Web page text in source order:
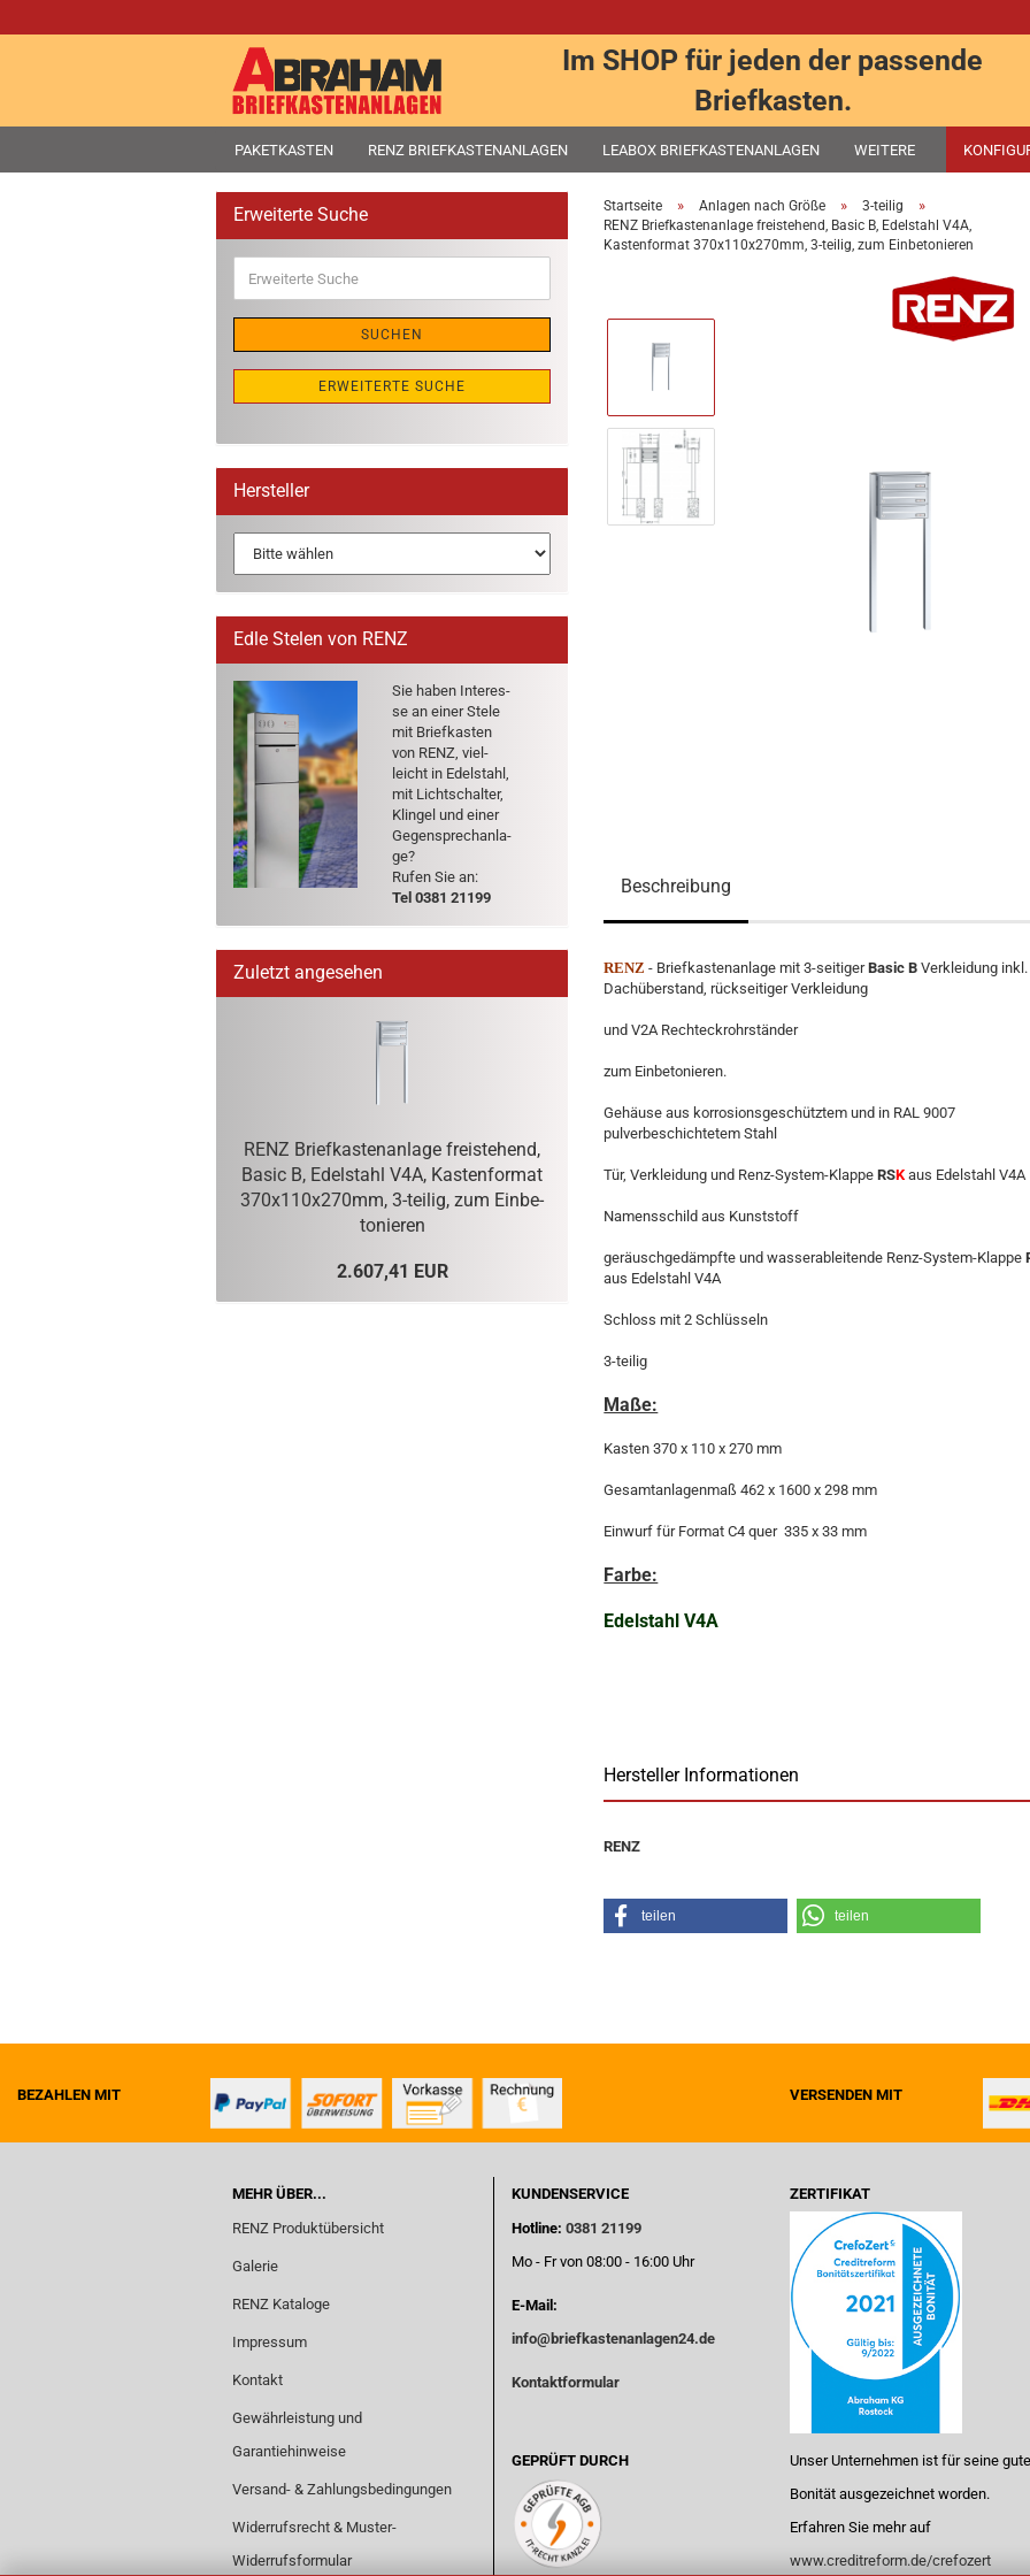
Im SHOP für jeden der passende
Briefkasten.
PAKETKASTEN RENZ BRIEFKASTENANLAGEN LEABOX BRIEFKASTENANLAGEN WEITERE
Startseite » Anlagen nach Größe » 3-teilig »
RENZ Briefkastenanlage freistehend, Basic B, Edelstahl V4A,
Kastenformat 370x110x270mm, 3-teilig, zum Einbetonieren
Beschreibung
RENZ - Briefkastenanlage mit 3-seitigerBasic B Verkleidung inkl.
Dachüberstand, rückseitiger Verkleidung
und V2A Rechteckrohrständer
zum Einbetonieren.
Gehäuse aus korrosionsgeschütztem und in RAL 9007
pulverbeschichtetem Stahl
Tür, Verkleidung und Renz-System-KlappeRSK aus Edelstahl V4A
Namensschild aus Kunststoff
geräuschgedämpfte und wasserableitende Renz-System-Klappe
aus Edelstahl V4A
Schloss mit 2 Schlüsseln
3-teilig
Maße:
Kasten 370 x 110 x 270 mm
Gesamtanlagenmaß 462 x 1600 x 298 mm
Einwurf für Format C4 quer 335 x 33 mm
Farbe:
Edelstahl V4A
Hersteller Informationen
RENZ
teilen teilen
Erweiterte Suche
Suche
SUCHEN
ERWEITERTE SUCHE
Hersteller
Edle Stelen von RENZ
Sie haben In­ter­es­
se an einer Stele
mit Brief­kas­ten
von RENZ, viel­
leicht in Edel­stahl,
mit Licht­schal­ter,
Klin­gel und einer
Ge­gen­sprech­an­la­
ge?
Rufen Sie an:
Tel 0381 21199
Zuletzt angesehen
RENZ Brief­kas­ten­an­la­ge frei­ste­hend,
Basic B, Edel­stahl V4A, Kas­ten­for­mat
370x110x270mm, 3-​teilig, zum Ein­be­
to­nie­ren
2.607,41 EUR
BEZAHLEN MIT VERSENDEN MIT
MEHR ÜBER...
RENZ Produktübersicht
Galerie
RENZ Kataloge
Impressum
Kontakt
Gewährleistung und
Garantiehinweise
Versand- & Zahlungsbedingungen
Widerrufsrecht & Muster-
Widerrufsformular
KUNDENSERVICE
Hotline: 0381 21199
Mo - Fr von 08:00 - 16:00 Uhr
E-Mail:
info@briefkastenanlagen24.de
Kontaktformular
GEPRÜFT DURCH
ZERTIFIKAT
Unser Unternehmen ist für seine gute
Bonität ausgezeichnet worden.
Erfahren Sie mehr auf
www.creditreform.de/crefozert